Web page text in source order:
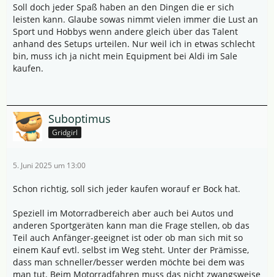
Soll doch jeder Spaß haben an den Dingen die er sich
leisten kann. Glaube sowas nimmt vielen immer die Lust an
Sport und Hobbys wenn andere gleich über das Talent
anhand des Setups urteilen. Nur weil ich in etwas schlecht
bin, muss ich ja nicht mein Equipment bei Aldi im Sale
kaufen.
Suboptimus
Gridgirl
5. Juni 2025 um 13:00
Schon richtig, soll sich jeder kaufen worauf er Bock hat.
Speziell im Motorradbereich aber auch bei Autos und
anderen Sportgeräten kann man die Frage stellen, ob das
Teil auch Anfänger-geeignet ist oder ob man sich mit so
einem Kauf evtl. selbst im Weg steht. Unter der Prämisse,
dass man schneller/besser werden möchte bei dem was
man tut. Beim Motorradfahren muss das nicht zwangsweise